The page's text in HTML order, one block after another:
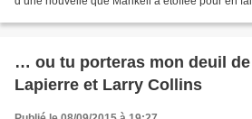
… ou tu porteras mon deuil
Lapierre et Larry Collins